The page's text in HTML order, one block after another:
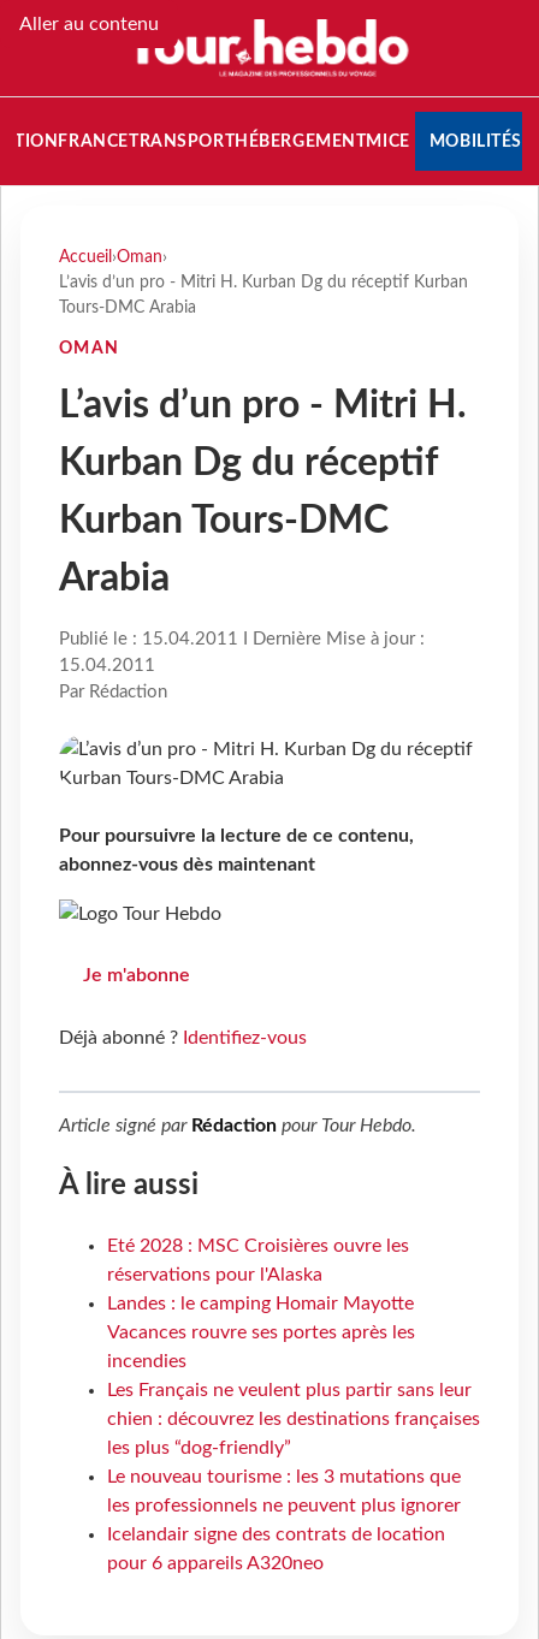
Aller au contenu
FRANCETRANSPORT HÉBERGEMENTMICE MOBILITÉS
Accueil ›Oman›
L’avis d’un pro - Mitri H. Kurban Dg du réceptif Kurban
Tours-DMC Arabia
OMAN
L’avis d’un pro - Mitri H.
Kurban Dg du réceptif
Kurban Tours-DMC
Arabia
Publié le : 15.04.2011 I Dernière Mise à jour :
15.04.2011
Par Rédaction
Pour poursuivre la lecture de ce contenu,
abonnez-vous dès maintenant
Je m'abonne
Déjà abonné ? Identifiez-vous
Article signé par Rédaction pour Tour Hebdo.
À lire aussi
Eté 2028 : MSC Croisières ouvre les
réservations pour l'Alaska
Landes : le camping Homair Mayotte
Vacances rouvre ses portes après les
incendies
Les Français ne veulent plus partir sans leur
chien : découvrez les destinations françaises
les plus “dog-friendly”
Le nouveau tourisme : les 3 mutations que
les professionnels ne peuvent plus ignorer
Icelandair signe des contrats de location
pour 6 appareils A320neo